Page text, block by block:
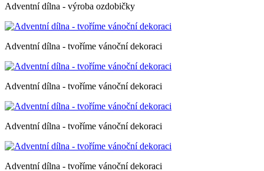
Adventní dílna - výroba ozdobičky
Adventní dílna - tvoříme vánoční dekoraci
Adventní dílna - tvoříme vánoční dekoraci
Adventní dílna - tvoříme vánoční dekoraci
Adventní dílna - tvoříme vánoční dekoraci